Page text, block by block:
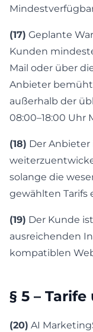
(17) Geplante
Kunden
Mail oder über
Anbieter
außerhalb der
08:00–18:00 Uhr
(18) Der
solange die
gewählten Tarifs
(19) Der Kunde
ausreichenden
kompatiblen
§ 5 –
(20) AI